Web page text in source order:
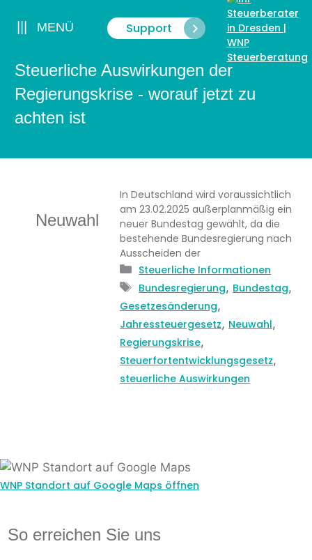
Inhalt
springen
Support
MENÜ
Steuerliche Auswirkungen der
Regierungskrise - worauf jetzt zu
achten ist
Neuwahl
In Deutschland wird voraussichtlich
am 23.02.2025 außerplanmäßig ein
neuer Bundestag gewählt, da die
bestehende Bundesregierung nach
Ausscheiden der
Kategorien
Steuerliche Informationen
Schlagwörter
Bundesregierung, Bundestag,
Gesetzesänderung,
Jahressteuergesetz, Neuwahl,
Regierungskrise,
Steuerfortentwicklungsgesetz,
steuerliche Auswirkungen
WNP Standort auf Google Maps öffnen
So erreichen Sie uns